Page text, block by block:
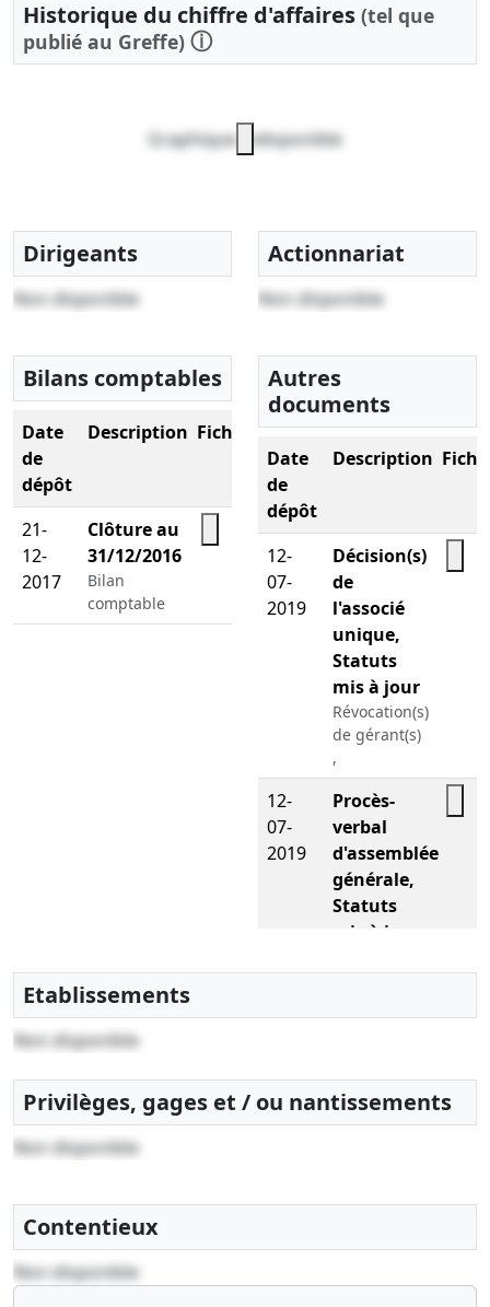
Historique du chiffre d'affaires (tel que
publié au Greffe) ⓘ
Graphique indisponible
Dirigeants
Non disponible
Actionnariat
Non disponible
Bilans comptables
Date
de
dépôt
Description Fichier
21-
12-
2017
Clôture au
31/12/2016
Bilan
comptable
Autres
documents
Date
de
dépôt
Description
12-
07-
2019
Décision(s)
de
l'associé
unique,
Statuts
mis à jour
Révocation(s)
de gérant(s)
,
12-
07-
2019
Procès-
verbal
d'assemblée
générale,
Statuts
mis à jour,
nouveaux
associés ,
Cession de
07-
de
Etablissements
Non disponible
Privilèges, gages et / ou nantissements
Non disponible
Contentieux
Non disponible